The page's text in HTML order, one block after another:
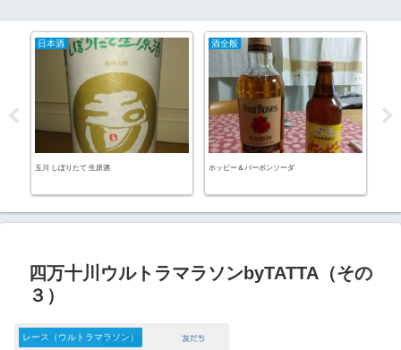
日本酒
玉川 しぼりたて 生原酒
酒全般
ホッピー＆バーボンソーダ
四万十川ウルトラマラソンbyTATTA（その
３）
レース（ウルトラマラソン）